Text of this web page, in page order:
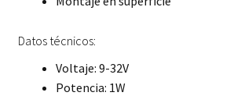
Datos técnicos:
Voltaje: 9-32V
Potencia: 1W